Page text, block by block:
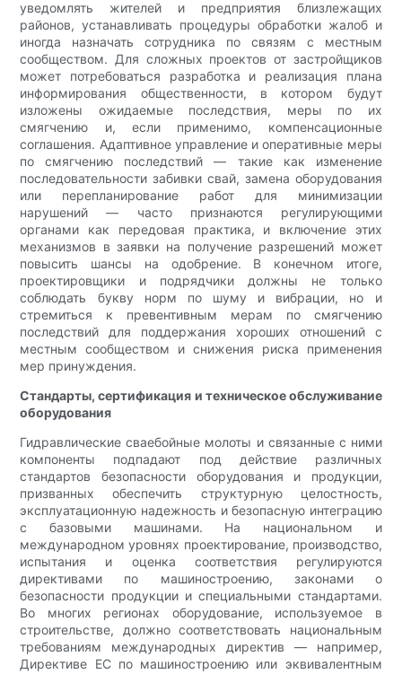
уведомлять жителей и предприятия близлежащих
районов, устанавливать процедуры обработки жалоб и
иногда назначать сотрудника по связям с местным
сообществом. Для сложных проектов от застройщиков
может потребоваться разработка и реализация плана
информирования общественности, в котором будут
изложены ожидаемые последствия, меры по их
смягчению и, если применимо, компенсационные
соглашения. Адаптивное управление и оперативные меры
по смягчению последствий — такие как изменение
последовательности забивки свай, замена оборудования
или перепланирование работ для минимизации
нарушений — часто признаются регулирующими
органами как передовая практика, и включение этих
механизмов в заявки на получение разрешений может
повысить шансы на одобрение. В конечном итоге,
проектировщики и подрядчики должны не только
соблюдать букву норм по шуму и вибрации, но и
стремиться к превентивным мерам по смягчению
последствий для поддержания хороших отношений с
местным сообществом и снижения риска применения
мер принуждения.
Стандарты, сертификация и техническое обслуживание
оборудования
Гидравлические сваебойные молоты и связанные с ними
компоненты подпадают под действие различных
стандартов безопасности оборудования и продукции,
призванных обеспечить структурную целостность,
эксплуатационную надежность и безопасную интеграцию
с базовыми машинами. На национальном и
международном уровнях проектирование, производство,
испытания и оценка соответствия регулируются
директивами по машиностроению, законами о
безопасности продукции и специальными стандартами.
Во многих регионах оборудование, используемое в
строительстве, должно соответствовать национальным
требованиям международных директив — например,
Директиве ЕС по машиностроению или эквивалентным